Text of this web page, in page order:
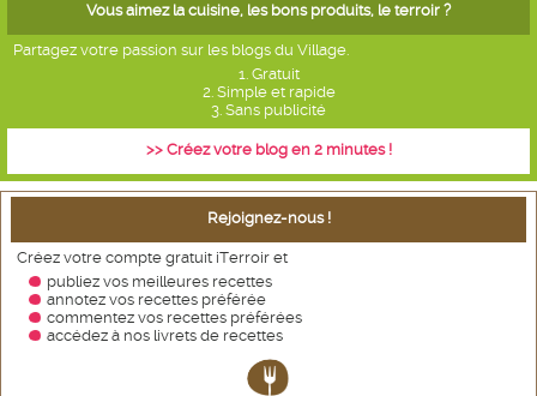
Vous aimez la cuisine, les bons produits, le terroir ?
Partagez votre passion sur les blogs du Village.
1. Gratuit
2. Simple et rapide
3. Sans publicité
>> Créez votre blog en 2 minutes !
Rejoignez-nous !
Créez votre compte gratuit iTerroir et
publiez vos meilleures recettes
annotez vos recettes préférée
commentez vos recettes préférées
accédez à nos livrets de recettes